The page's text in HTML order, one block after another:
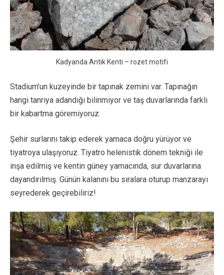
Kadyanda Antik Kenti – rozet motifi
Stadium’un kuzeyinde bir tapınak zemini var. Tapınağın
hangi tanrıya adandığı bilinmiyor ve taş duvarlarında farklı
bir kabartma göremiyoruz.
Şehir surlarını takip ederek yamaca doğru yürüyor ve
tiyatroya ulaşıyoruz. Tiyatro helenistik dönem tekniği ile
inşa edilmiş ve kentin güney yamacında, sur duvarlarına
dayandırılmış. Günün kalanını bu sıralara oturup manzarayı
seyrederek geçirebiliriz!